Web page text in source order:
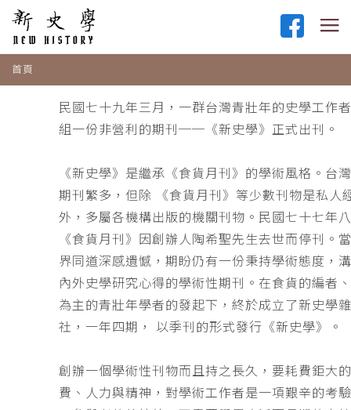
首頁
民國七十九年三月，一群台灣青壯年的史學工作
組一份非營利的期刊──《新史學》正式出刊。
《新史學》是繼承《食貨月刊》的學術風格。台
期刊繁多，但除 《食貨月刊》等少數刊物是私人
外，多屬各機構出版的機關刊物。民國七十七年
《食貨月刊》因創辦人陶希聖先生去世而停刊。
界同道深感遺憾，期盼仍有一份秉持學術態度，
內外史學研究心得的學術性期刊。在食貨的編者
為主的青壯年學者的發起下，終於成立了新史學
社，一年四期， 以季刊的形式發行《新史學》。
創辦一個學術性刊物而且持之長久，要耗費鉅大
費、人力與精神，對學術工作者是一項艱辛的考